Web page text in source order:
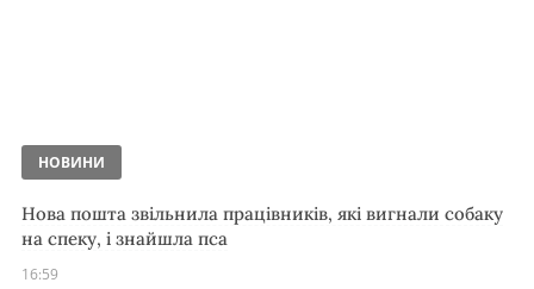
НОВИНИ
Нова пошта звільнила працівників, які вигнали собаку
на спеку, і знайшла пса
16:59